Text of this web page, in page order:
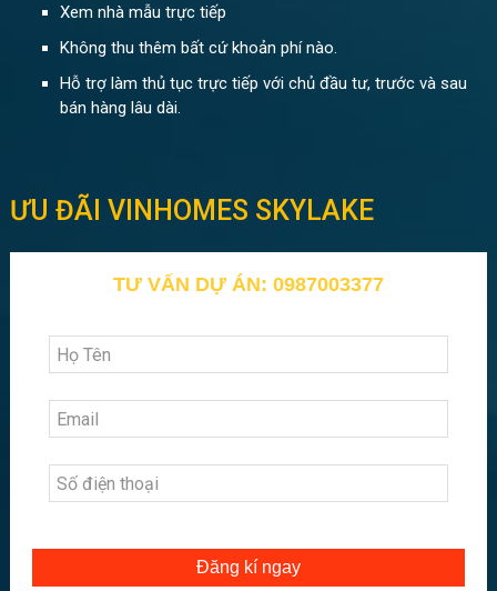
Xem nhà mẫu trực tiếp
Không thu thêm bất cứ khoản phí nào.
Hỗ trợ làm thủ tục trực tiếp với chủ đầu tư, trước và sau
bán hàng lâu dài.
ƯU ĐÃI VINHOMES SKYLAKE
TƯ VẤN DỰ ÁN: 0987003377
Đăng kí ngay